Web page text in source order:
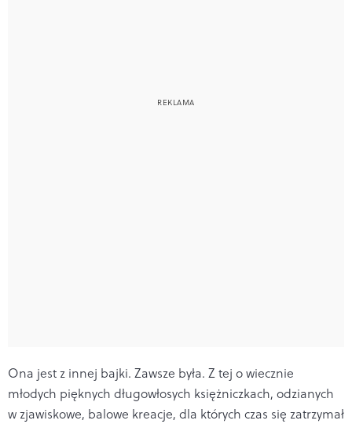
Ona jest z innej bajki. Zawsze była. Z tej o wiecznie
młodych pięknych długowłosych księżniczkach, odzianych
w zjawiskowe, balowe kreacje, dla których czas się zatrzymał